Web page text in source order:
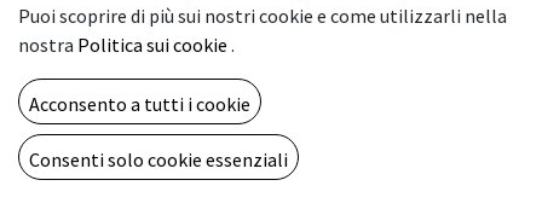
Copyright © Vemar sas
Puoi scoprire di più sui nostri cookie e come utilizzarli nella
nostra Politica sui cookie .
Acconsento a tutti i cookie
Consenti solo cookie essenziali